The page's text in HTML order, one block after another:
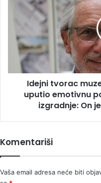
muzeja
Renzo
Piano
uputio
emotivnu
poruku
povodom
On
simbol
snage
Idejni tvorac
uputio emotivnu
izgradnje: On
Komentariši
Vaša email adresa neće biti